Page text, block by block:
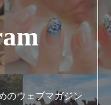
のウェブマガジン